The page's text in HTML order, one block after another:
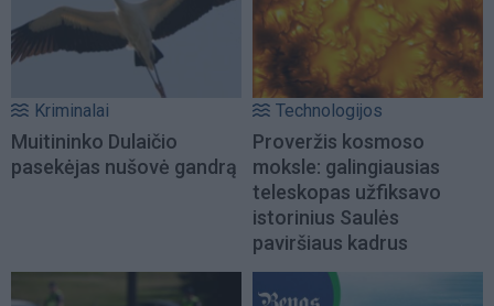
Kriminalai
Muitininko Dulaičio
pasekėjas nušovė gandrą
Technologijos
Proveržis kosmoso
moksle: galingiausias
teleskopas užfiksavo
istorinius Saulės
paviršiaus kadrus